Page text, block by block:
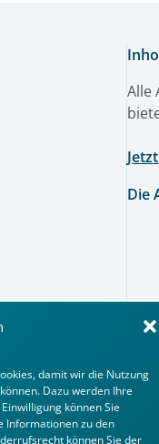
damit wir die Nutzung
Dazu werden Ihre
können Sie
Informationen zu den
können Sie der
Alle
Die